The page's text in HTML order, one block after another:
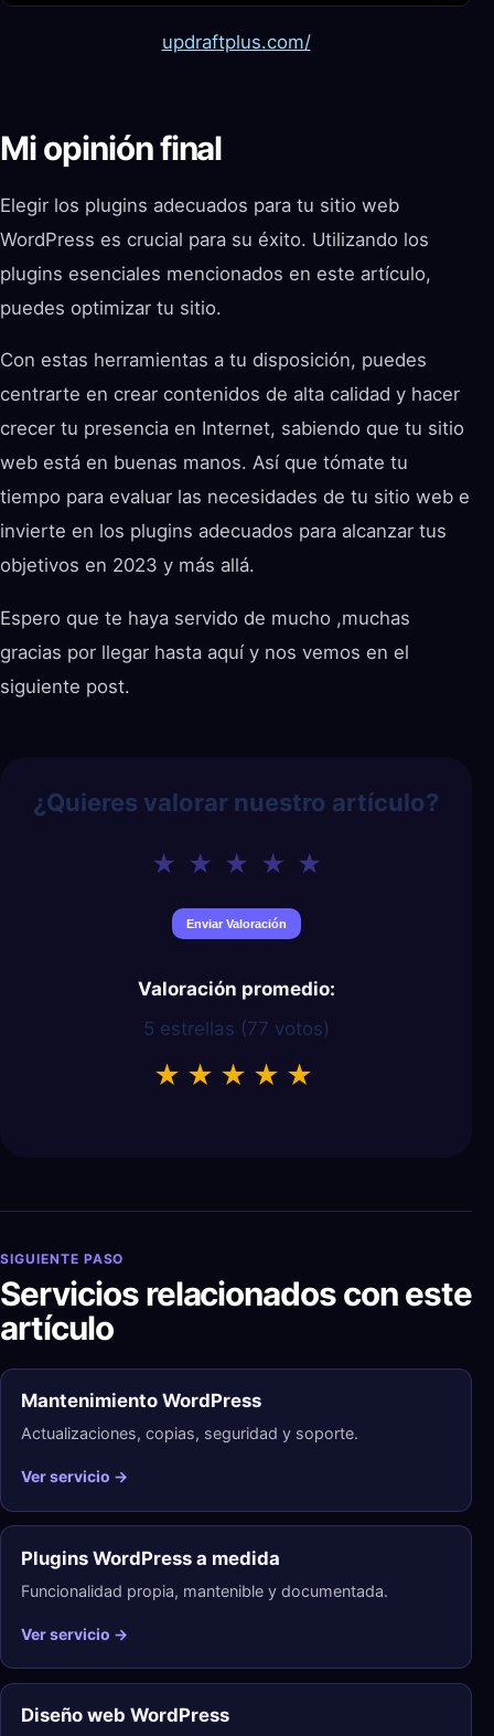
updraftplus.com/
Mi opinión final
Elegir los plugins adecuados para tu sitio web
WordPress es crucial para su éxito. Utilizando los
plugins esenciales mencionados en este artículo,
puedes optimizar tu sitio.
Con estas herramientas a tu disposición, puedes
centrarte en crear contenidos de alta calidad y hacer
crecer tu presencia en Internet, sabiendo que tu sitio
web está en buenas manos. Así que tómate tu
tiempo para evaluar las necesidades de tu sitio web e
invierte en los plugins adecuados para alcanzar tus
objetivos en 2023 y más allá.
Espero que te haya servido de mucho ,muchas
gracias por llegar hasta aquí y nos vemos en el
siguiente post.
¿Quieres valorar nuestro artículo?
Valoración promedio:
5 estrellas (77 votos)
★ ★ ★ ★ ★
SIGUIENTE PASO
Servicios relacionados con este
artículo
Mantenimiento WordPress
Actualizaciones, copias, seguridad y soporte.
Ver servicio →
Plugins WordPress a medida
Funcionalidad propia, mantenible y documentada.
Ver servicio →
Diseño web WordPress